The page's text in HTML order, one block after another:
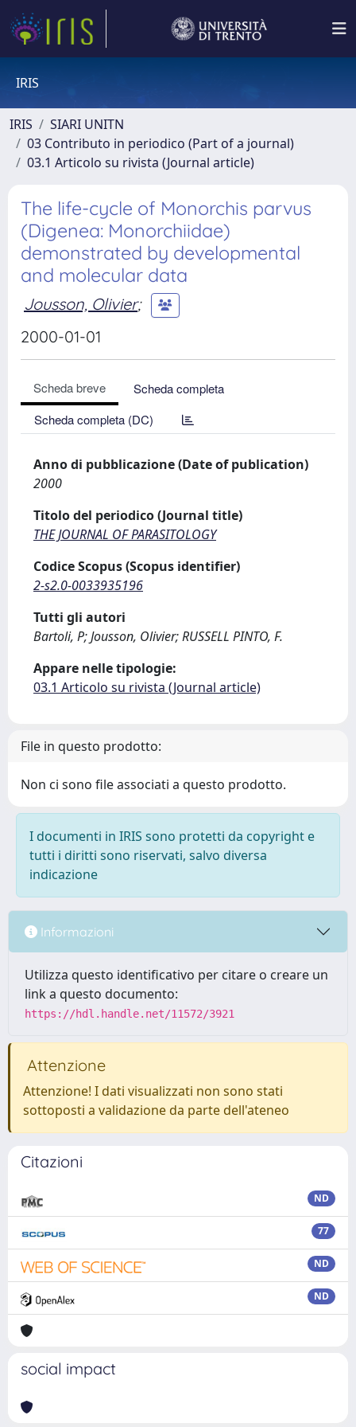
IRIS
IRIS
SIARI UNITN
03 Contributo in periodico (Part of a journal)
03.1 Articolo su rivista (Journal article)
The life-cycle of Monorchis parvus
(Digenea: Monorchiidae)
demonstrated by developmental
and molecular data
Jousson, Olivier;
2000-01-01
Scheda breve
Scheda completa
Scheda completa (DC)
Anno di pubblicazione (Date of publication)
2000
Titolo del periodico (Journal title)
THE JOURNAL OF PARASITOLOGY
Codice Scopus (Scopus identifier)
2-s2.0-0033935196
Tutti gli autori
Bartoli, P; Jousson, Olivier; RUSSELL PINTO, F.
Appare nelle tipologie:
03.1 Articolo su rivista (Journal article)
File in questo prodotto:
Non ci sono file associati a questo prodotto.
I documenti in IRIS sono protetti da copyright e
tutti i diritti sono riservati, salvo diversa
indicazione
Informazioni
Utilizza questo identificativo per citare o creare un
link a questo documento:
https://hdl.handle.net/11572/3921
Attenzione
Attenzione! I dati visualizzati non sono stati
sottoposti a validazione da parte dell'ateneo
Citazioni
ND
77
ND
ND
social impact